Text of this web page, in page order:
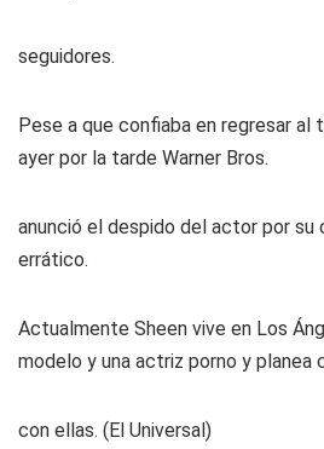
seguidores.
Pese a que confiaba en regresar al
ayer por la tarde Warner Bros.
anunció el despido del actor por
errático.
Actualmente Sheen vive en Los
modelo y una actriz porno y planea
con ellas. (El Universal)